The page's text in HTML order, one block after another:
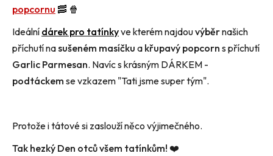
popcornu 🥓 🍿
Ideální dárek pro tatínkyve kterém najdouvýběrnašich
příchutí nasušeném masíčku a křupavý popcorn s příchutí
Garlic Parmesan. Navíc s krásným DÁRKEM -
podtáckem se vzkazem "Tati jsme super tým".
Protože i tátové si zaslouží něco výjimečného.
Tak hezký Den otců všem tatínkům! ❤️